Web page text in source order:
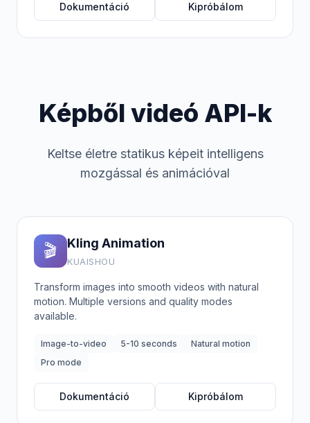
Dokumentáció Kipróbálom
Képből videó API-k
Keltse életre statikus képeit intelligens
mozgással és animációval
🎬 Kling Animation
KUAISHOU
Transform images into smooth videos with natural
motion. Multiple versions and quality modes
available.
Image-to-video 5-10 seconds
Natural motion
Pro mode
Dokumentáció Kipróbálom